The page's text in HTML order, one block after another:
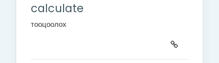
calculate
тооцоолох